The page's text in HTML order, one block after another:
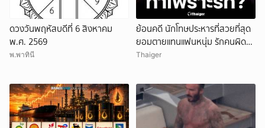
ดวงวันพฤหัสบดีที่ 6 สิงหาคม
พ.ศ. 2569
พ.พาทินี
ย้อนคดี นักโทษประหารที่สวยที่สุด
ยอมตายแทนแฟนหนุ่ม รักคนผิด
ชีวิตดิ่งเหว
Thaiger
ยกเลิก